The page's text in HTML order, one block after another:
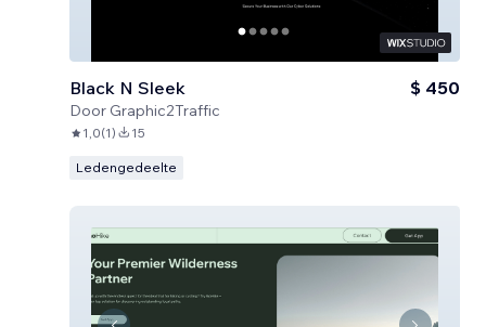
Black N Sleek
Door Graphic2Traffic
$ 450
1,0(1) 15
Ledengedeelte